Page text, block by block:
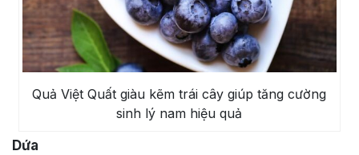
Quả Việt Quất giàu kẽm trái cây giúp tăng cường
sinh lý nam hiệu quả
Dứa